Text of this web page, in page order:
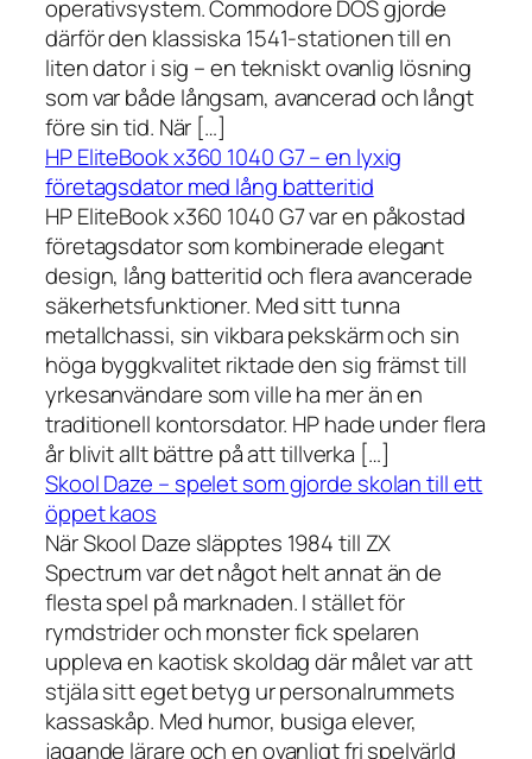
operativsystem. Commodore DOS gjorde
därför den klassiska 1541-stationen till en
liten dator i sig – en tekniskt ovanlig lösning
som var både långsam, avancerad och långt
före sin tid. När […]
HP EliteBook x360 1040 G7 – en lyxig
företagsdator med lång batteritid
HP EliteBook x360 1040 G7 var en påkostad
företagsdator som kombinerade elegant
design, lång batteritid och flera avancerade
säkerhetsfunktioner. Med sitt tunna
metallchassi, sin vikbara pekskärm och sin
höga byggkvalitet riktade den sig främst till
yrkesanvändare som ville ha mer än en
traditionell kontorsdator. HP hade under flera
år blivit allt bättre på att tillverka […]
Skool Daze – spelet som gjorde skolan till ett
öppet kaos
När Skool Daze släpptes 1984 till ZX
Spectrum var det något helt annat än de
flesta spel på marknaden. I stället för
rymdstrider och monster fick spelaren
uppleva en kaotisk skoldag där målet var att
stjäla sitt eget betyg ur personalrummets
kassaskåp. Med humor, busiga elever,
jagande lärare och en ovanligt fri spelvärld